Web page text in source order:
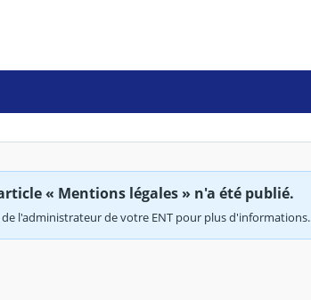
« Mentions légales » n'a été publié.
l'administrateur de votre ENT pour plus d'informations.